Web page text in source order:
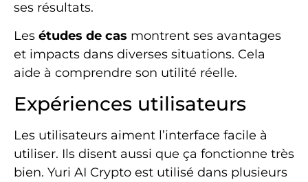
ses résultats.
Les études de cas montrent ses avantages
et impacts dans diverses situations. Cela
aide à comprendre son utilité réelle.
Expériences utilisateurs
Les utilisateurs aiment l’interface facile à
utiliser. Ils disent aussi que ça fonctionne très
bien. Yuri AI Crypto est utilisé dans plusieurs